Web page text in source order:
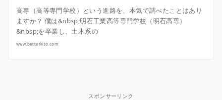
高専（高等専門学校）という進路を、本気で調べたことはあり
ますか？ 僕は&nbsp;明石工業高等専門学校（明石高専）
&nbsp;を卒業し、土木系の
www.betterkiso.com
スポンサーリンク